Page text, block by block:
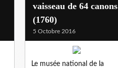
vaisseau de 64 canons
(1760)
5 Octobre 2016
Le musée national de la